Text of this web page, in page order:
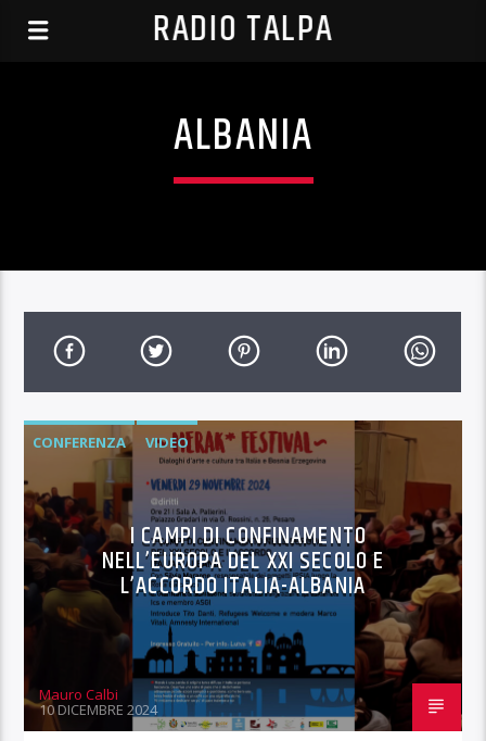
RADIO TALPA
ALBANIA
CONFERENZA VIDEO
I CAMPI DI CONFINAMENTO
NELL’EUROPA DEL XXI SECOLO E
L’ACCORDO ITALIA-ALBANIA
Mauro Calbi
10 DICEMBRE 2024